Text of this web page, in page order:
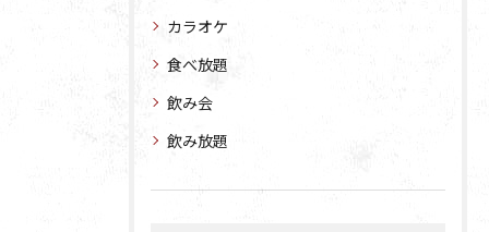
カラオケ
食べ放題
飲み会
飲み放題